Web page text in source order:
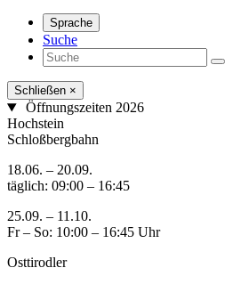
Sprache
Suche
Schließen ×
Öffnungszeiten 2026
Hochstein
Schloßbergbahn
18.06. – 20.09.
täglich: 09:00 – 16:45
25.09. – 11.10.
Fr – So: 10:00 – 16:45 Uhr
Osttirodler